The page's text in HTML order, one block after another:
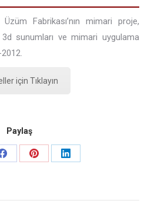
Fabrikası’nın mimari proje,
3d sunumları ve mimari uygulama
için Tıklayın
Paylaş
Share
Share
Share